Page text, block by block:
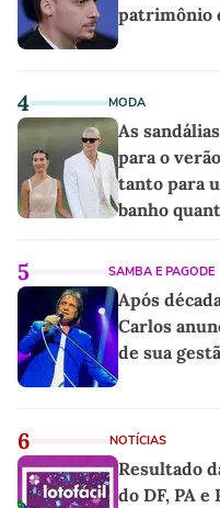
patrimônio
4 MODA
As
para o
tanto para
banho
5 SAMBA E PAGODE
Após
Carlos
de sua
6 NOTÍCIAS
Resultado
do DF, PA e